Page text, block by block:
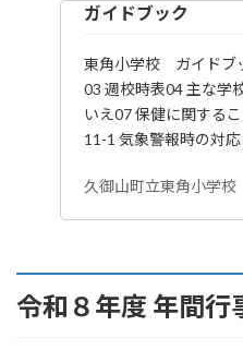
ガイドブック
東角小学校 ガイドブ
03 週校時表04 主な学
いえ07 保健に関する
11-1 気象警報時の
久御山町立東角小学校
令和８年度 年間行